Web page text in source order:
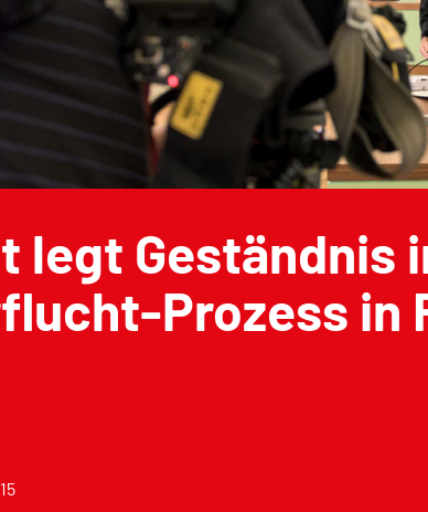
legt Geständnis
Prozess in